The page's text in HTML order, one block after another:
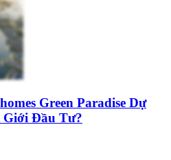
Green Paradise Dự
Giới Đầu Tư?